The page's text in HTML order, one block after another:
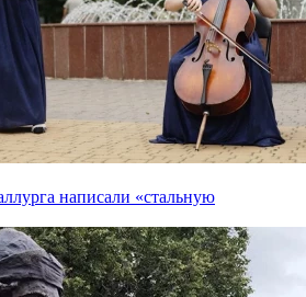
написали «стальную